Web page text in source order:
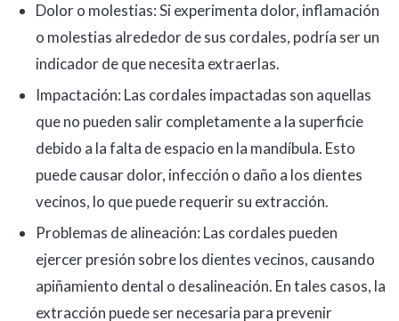
Dolor o molestias: Si experimenta dolor, inflamación
o molestias alrededor de sus cordales, podría ser un
indicador de que necesita extraerlas.
Impactación: Las cordales impactadas son aquellas
que no pueden salir completamente a la superficie
debido a la falta de espacio en la mandíbula. Esto
puede causar dolor, infección o daño a los dientes
vecinos, lo que puede requerir su extracción.
Problemas de alineación: Las cordales pueden
ejercer presión sobre los dientes vecinos, causando
apiñamiento dental o desalineación. En tales casos, la
extracción puede ser necesaria para prevenir